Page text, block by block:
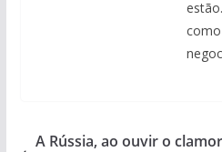
A Rússia, ao ouvir o